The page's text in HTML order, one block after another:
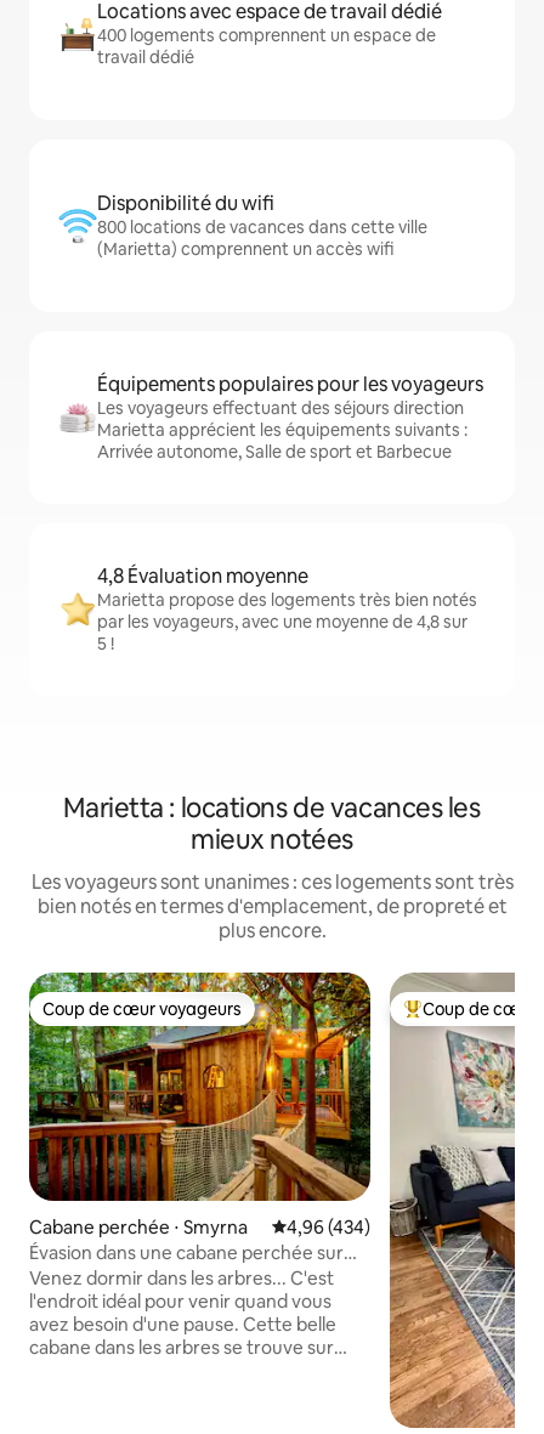
Locations avec espace de travail dédié
400 logements comprennent un espace de
travail dédié
Disponibilité du wifi
800 locations de vacances dans cette ville
(Marietta) comprennent un accès wifi
Équipements populaires pour les voyageurs
Les voyageurs effectuant des séjours direction
Marietta apprécient les équipements suivants :
Arrivée autonome, Salle de sport et Barbecue
4,8 Évaluation moyenne
Marietta propose des logements très bien notés
par les voyageurs, avec une moyenne de 4,8 sur
5 !
Marietta : locations de vacances les
mieux notées
Les voyageurs sont unanimes : ces logements sont très
bien notés en termes d'emplacement, de propreté et
plus encore.
Coup de cœur voyageurs
Coup de cœur voyageurs
Cabane perchée ⋅ Smyrna Évaluation moyenne sur la
4,96 (434)
Évasion dans une cabane perchée sur
5 acres - TreeHausATL
Venez dormir dans les arbres... C'est
l'endroit idéal pour venir quand vous
avez besoin d'une pause. Cette belle
cabane dans les arbres se trouve sur
Coups de cœur
Coup de cœur